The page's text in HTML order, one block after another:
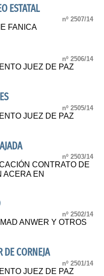
ESTATAL
nº 2507/14
FANICA
nº 2506/14
JUEZ DE PAZ
nº 2505/14
JUEZ DE PAZ
nº 2503/14
CONTRATO DE
ACERA EN
nº 2502/14
ANWER Y OTROS
DE CORNEJA
nº 2501/14
JUEZ DE PAZ